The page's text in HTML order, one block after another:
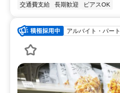
交通費支給
長期歓迎 ピアスOK
アルバイト・パート